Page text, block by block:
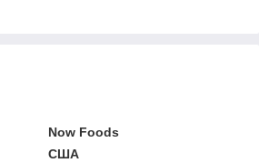
Now Foods
США